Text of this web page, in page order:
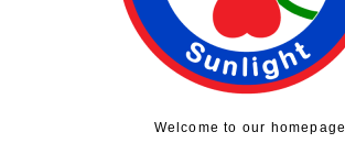
Welcome to our homepage